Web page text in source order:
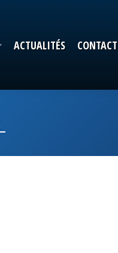
ACTUALITÉS CONTACT
ACTUALITÉS CONTACT